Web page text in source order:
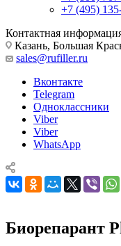
+7 (495)
Контактная
Казань, Большая
sales@rufiller.ru
Вконтакте
Telegram
Одноклассники
Viber
Viber
WhatsApp
Биорепарант